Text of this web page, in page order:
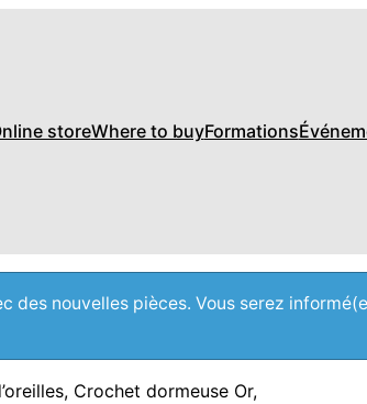
storeWhere to buyFormations
nouvelles pièces. Vous serez
Crochet dormeuse Or,